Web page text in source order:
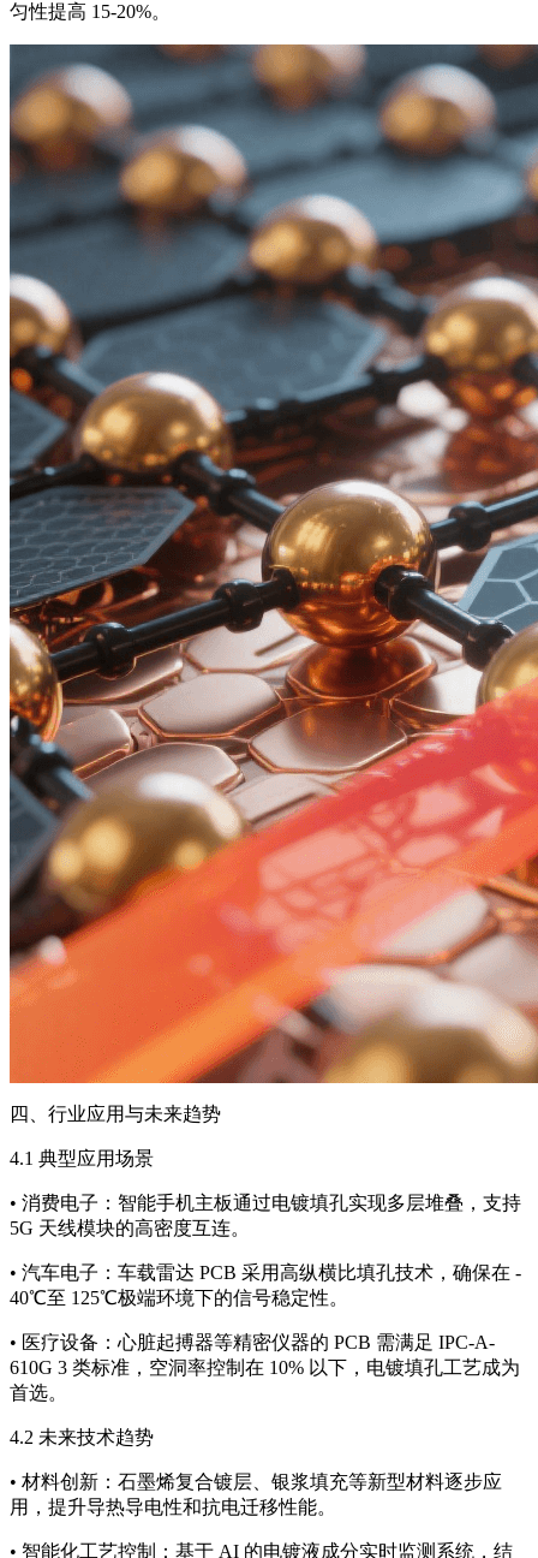
匀性提高 15-20%。
四、行业应用与未来趋势
4.1 典型应用场景
• 消费电子：智能手机主板通过电镀填孔实现多层堆叠，支持
5G 天线模块的高密度互连。
• 汽车电子：车载雷达 PCB 采用高纵横比填孔技术，确保在 -
40℃至 125℃极端环境下的信号稳定性。
• 医疗设备：心脏起搏器等精密仪器的 PCB 需满足 IPC-A-
610G 3 类标准，空洞率控制在 10% 以下，电镀填孔工艺成为
首选。
4.2 未来技术趋势
• 材料创新：石墨烯复合镀层、银浆填充等新型材料逐步应
用，提升导热导电性和抗电迁移性能。
• 智能化工艺控制：基于 AI 的电镀液成分实时监测系统，结